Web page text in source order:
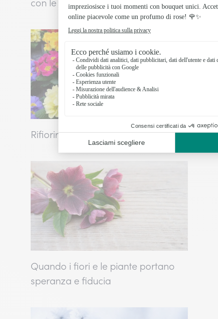
con le ROSE
Rifioriremo assieme alle primule
Quando i fiori e le piante portano
speranza e fiducia